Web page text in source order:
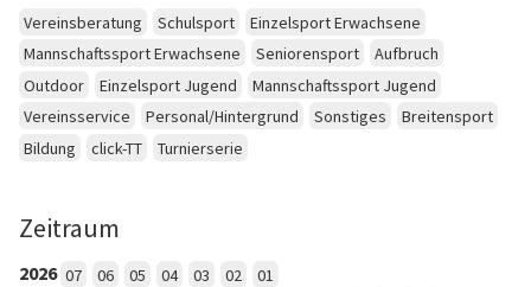
Vereinsberatung Schulsport
Einzelsport Erwachsene
Mannschaftssport Erwachsene
Seniorensport
Aufbruch
Outdoor
Einzelsport Jugend
Mannschaftssport Jugend
Vereinsservice
Personal/Hintergrund Sonstiges
Breitensport
Bildung
click-TT Turnierserie
Zeitraum
2026 07 06 05 04 03 02 01